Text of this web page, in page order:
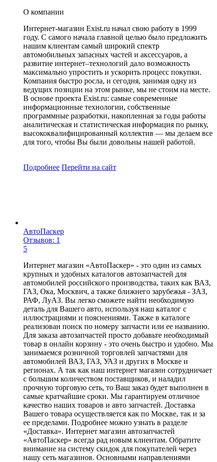
О компании
Интернет-магазин Exist.ru начал свою работу в 1999
году. С самого начала главной целью было предложить
нашим клиентам самый широкий спектр
автомобильных запасных частей и аксессуаров, а
развитие интернет–технологий дало возможность
максимально упростить и ускорить процесс покупки.
Компания быстро росла, и сегодня, занимая одну из
ведущих позиции на этом рынке, мы не стоим на месте.
В основе проекта Exist.ru: самые современные
информационные технологии, собственные
программные разработки, накопленная за годы работы
аналитическая и статистическая информация по рынку,
высококвалифицированный коллектив — мы делаем все
для того, чтобы Вы были довольны нашей работой.
Подробнее Перейти на сайт
АвтоПаскер
Отзывов: 1
5
Интернет магазин «АвтоПаскер» - это один из самых
крупных и удобных каталогов автозапчастей для
автомобилей российского производства, таких как ВАЗ,
ГАЗ, Ока, Москвич, а также ближнего зарубежья - ЗАЗ,
РАФ, ЛуАЗ. Вы легко сможете найти необходимую
деталь для Вашего авто, используя наш каталог с
иллюстрациями и пояснениями. Также в каталоге
реализован поиск по номеру запчасти или ее названию.
Для заказа автозапчастей просто добавьте необходимый
товар в онлайн корзину - это очень быстро и удобно. Мы
занимаемся розничной торговлей запчастями для
автомобилей ВАЗ, ГАЗ, УАЗ и других в Москве и
регионах. А так как наш интернет магазин сотрудничает
с большим количеством поставщиков, и наладил
прочную торговую сеть, то Ваш заказ будет выполнен в
самые кратчайшие сроки. Мы гарантируем отличное
качество наших товаров и авто запчастей. Доставка
Вашего товара осуществляется как по Москве, так и за
ее пределами. Подробнее можно узнать в разделе
«Доставка». Интернет магазин автозапчастей
«АвтоПаскер» всегда рад новым клиентам. Обратите
внимание на систему скидок для покупателей через
нашу сеть магазинов. Основными направлениями